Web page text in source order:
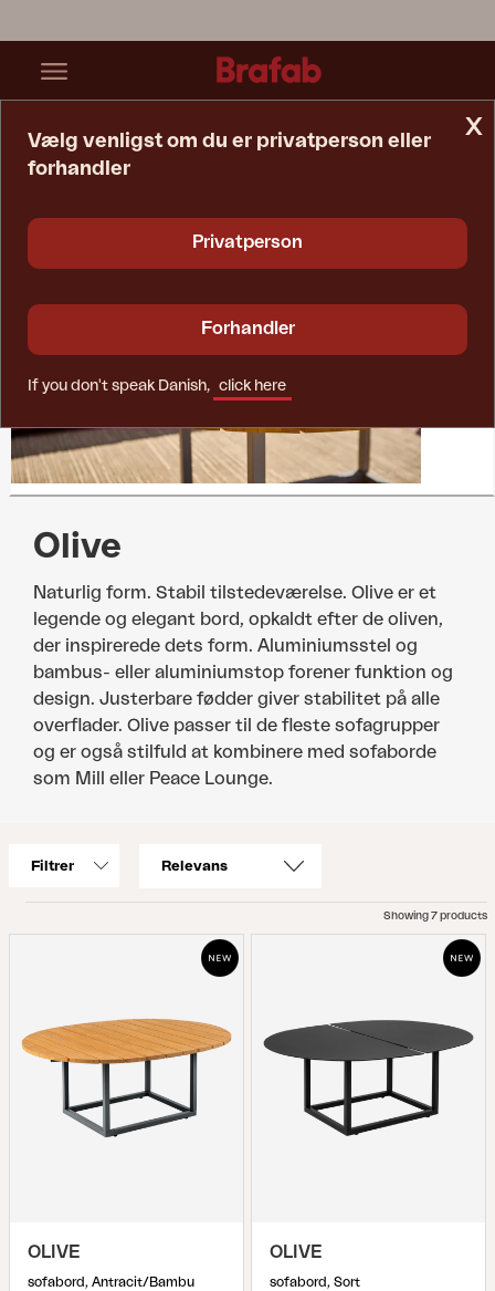
Olive
Naturlig form. Stabil tilstedeværelse. Olive er et
legende og elegant bord, opkaldt efter de oliven,
der inspirerede dets form. Aluminiumsstel og
bambus- eller aluminiumstop forener funktion og
design. Justerbare fødder giver stabilitet på alle
overflader. Olive passer til de fleste sofagrupper
og er også stilfuld at kombinere med sofaborde
som Mill eller Peace Lounge.
Filtrer
Showing 7 products
OLIVE
sofabord, Antracit/Bambu
OLIVE
sofabord, Sort
x
Vælg venligst om du er privatperson eller
forhandler
Privatperson
Forhandler
If you don't speak Danish, click here